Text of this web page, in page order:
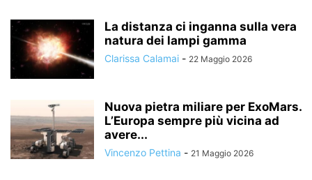
La distanza ci inganna sulla vera
natura dei lampi gamma
Clarissa Calamai - 22 Maggio 2026
Nuova pietra miliare per ExoMars.
L’Europa sempre più vicina ad
avere...
Vincenzo Pettina - 21 Maggio 2026